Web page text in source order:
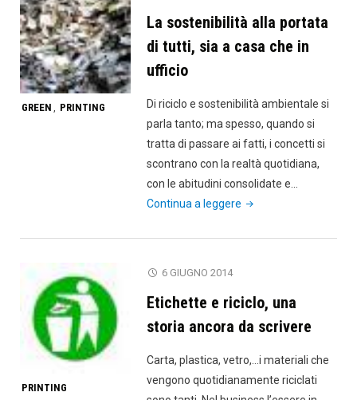
GREEN , PRINTING
La sostenibilità alla portata
di tutti, sia a casa che in
ufficio
Di riciclo e sostenibilità ambientale si
parla tanto; ma spesso, quando si
tratta di passare ai fatti, i concetti si
scontrano con la realtà quotidiana,
con le abitudini consolidate e…
Continua a leggere "La
alla
tutti,
sia
casa
che
PRINTING
6 GIUGNO 2014
Etichette e riciclo, una
storia ancora da scrivere
Carta, plastica, vetro,…i materiali che
vengono quotidianamente riciclati